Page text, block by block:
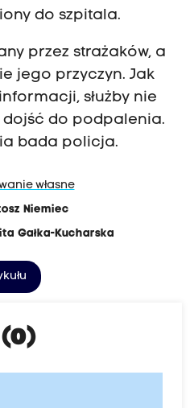
do szpitala.
przez strażaków, a
jego przyczyn. Jak
służby nie
dojść do podpalenia.
bada policja.
własne
Niemiec
Gałka-Kucharska